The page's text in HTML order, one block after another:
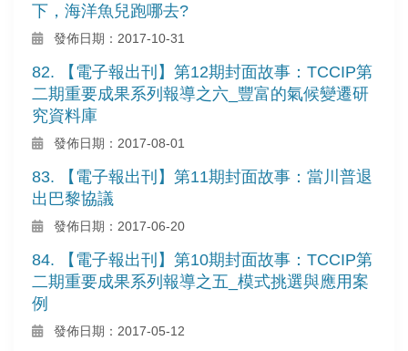
下，海洋魚兒跑哪去?
發佈日期：2017-10-31
82. 【電子報出刊】第12期封面故事：TCCIP第
二期重要成果系列報導之六_豐富的氣候變遷研
究資料庫
發佈日期：2017-08-01
83. 【電子報出刊】第11期封面故事：當川普退
出巴黎協議
發佈日期：2017-06-20
84. 【電子報出刊】第10期封面故事：TCCIP第
二期重要成果系列報導之五_模式挑選與應用案
例
發佈日期：2017-05-12